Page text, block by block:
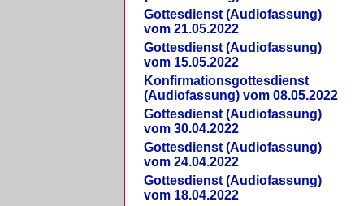
Gottesdienst (Audiofassung)
vom 21.05.2022
Gottesdienst (Audiofassung)
vom 15.05.2022
Konfirmationsgottesdienst
(Audiofassung) vom 08.05.2022
Gottesdienst (Audiofassung)
vom 30.04.2022
Gottesdienst (Audiofassung)
vom 24.04.2022
Gottesdienst (Audiofassung)
vom 18.04.2022